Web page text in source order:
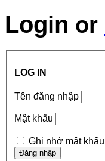
Login or
LOG IN
Tên đăng nhập
Mật khẩu
Ghi nhớ mật khẩu